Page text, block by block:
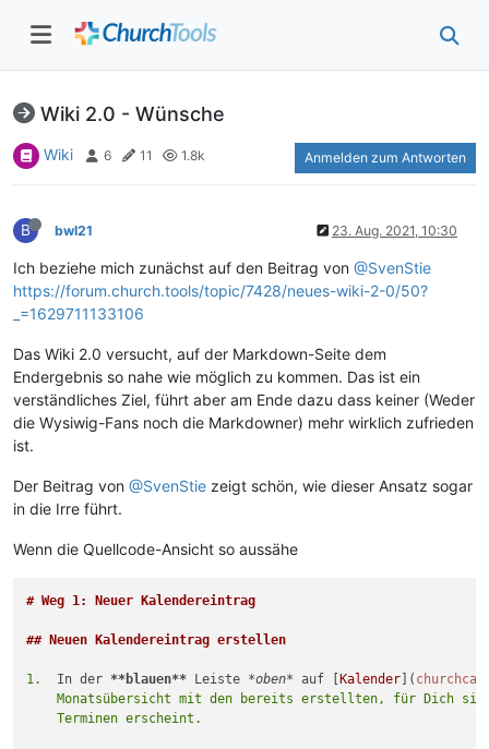
Wiki 2.0 - Wünsche
Wiki 6 11 1.8k Anmelden zum Antworten
B bwl21 23. Aug. 2021, 10:30
Ich beziehe mich zunächst auf den Beitrag von @SvenStie
https://forum.church.tools/topic/7428/neues-wiki-2-0/50?
_=1629711133106
Das Wiki 2.0 versucht, auf der Markdown-Seite dem
Endergebnis so nahe wie möglich zu kommen. Das ist ein
verständliches Ziel, führt aber am Ende dazu dass keiner (Weder
die Wysiwig-Fans noch die Markdowner) mehr wirklich zufrieden
ist.
Der Beitrag von @SvenStie zeigt schön, wie dieser Ansatz sogar
in die Irre führt.
Wenn die Quellcode-Ansicht so aussähe
# Weg 1: Neuer Kalendereintrag
## Neuen Kalendereintrag erstellen
1.
  In der
**blauen** Leiste *oben* auf [ Kalender ]( churchcal
Monatsübersicht mit den bereits erstellten, für Dich